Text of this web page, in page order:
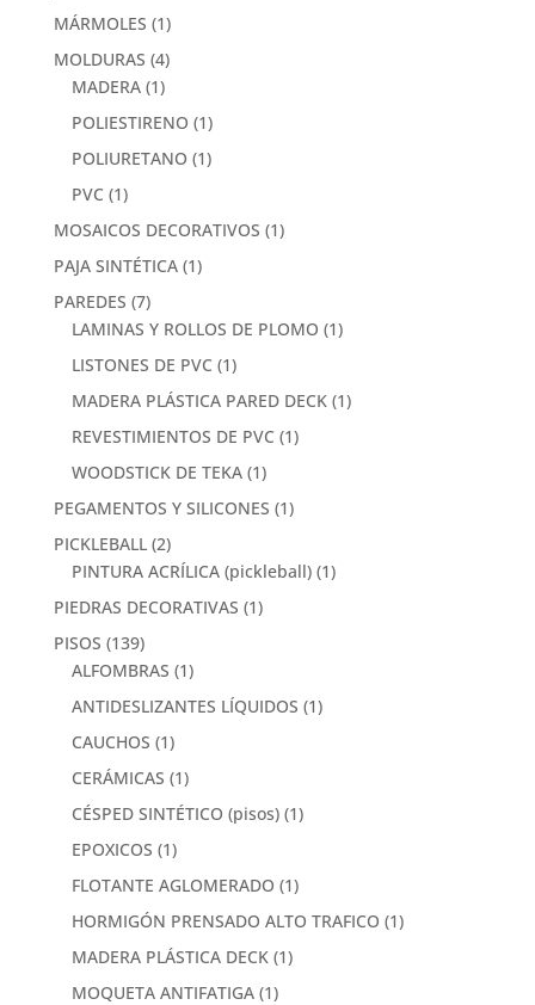
MÁRMOLES (1)
MOLDURAS (4)
MADERA (1)
POLIESTIRENO (1)
POLIURETANO (1)
PVC (1)
MOSAICOS DECORATIVOS (1)
PAJA SINTÉTICA (1)
PAREDES (7)
LAMINAS Y ROLLOS DE PLOMO (1)
LISTONES DE PVC (1)
MADERA PLÁSTICA PARED DECK (1)
REVESTIMIENTOS DE PVC (1)
WOODSTICK DE TEKA (1)
PEGAMENTOS Y SILICONES (1)
PICKLEBALL (2)
PINTURA ACRÍLICA (pickleball) (1)
PIEDRAS DECORATIVAS (1)
PISOS (139)
ALFOMBRAS (1)
ANTIDESLIZANTES LÍQUIDOS (1)
CAUCHOS (1)
CERÁMICAS (1)
CÉSPED SINTÉTICO (pisos) (1)
EPOXICOS (1)
FLOTANTE AGLOMERADO (1)
HORMIGÓN PRENSADO ALTO TRAFICO (1)
MADERA PLÁSTICA DECK (1)
MOQUETA ANTIFATIGA (1)